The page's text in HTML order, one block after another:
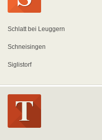
Schlatt bei Leuggern
Schneisingen
Siglistorf